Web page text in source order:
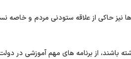
نیز حاکی از علاقه ستودنی مردم و خاصه
باشند، از برنامه های مهم آموزشی در